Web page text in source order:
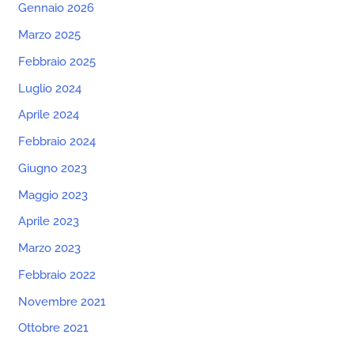
Gennaio 2026
Marzo 2025
Febbraio 2025
Luglio 2024
Aprile 2024
Febbraio 2024
Giugno 2023
Maggio 2023
Aprile 2023
Marzo 2023
Febbraio 2022
Novembre 2021
Ottobre 2021